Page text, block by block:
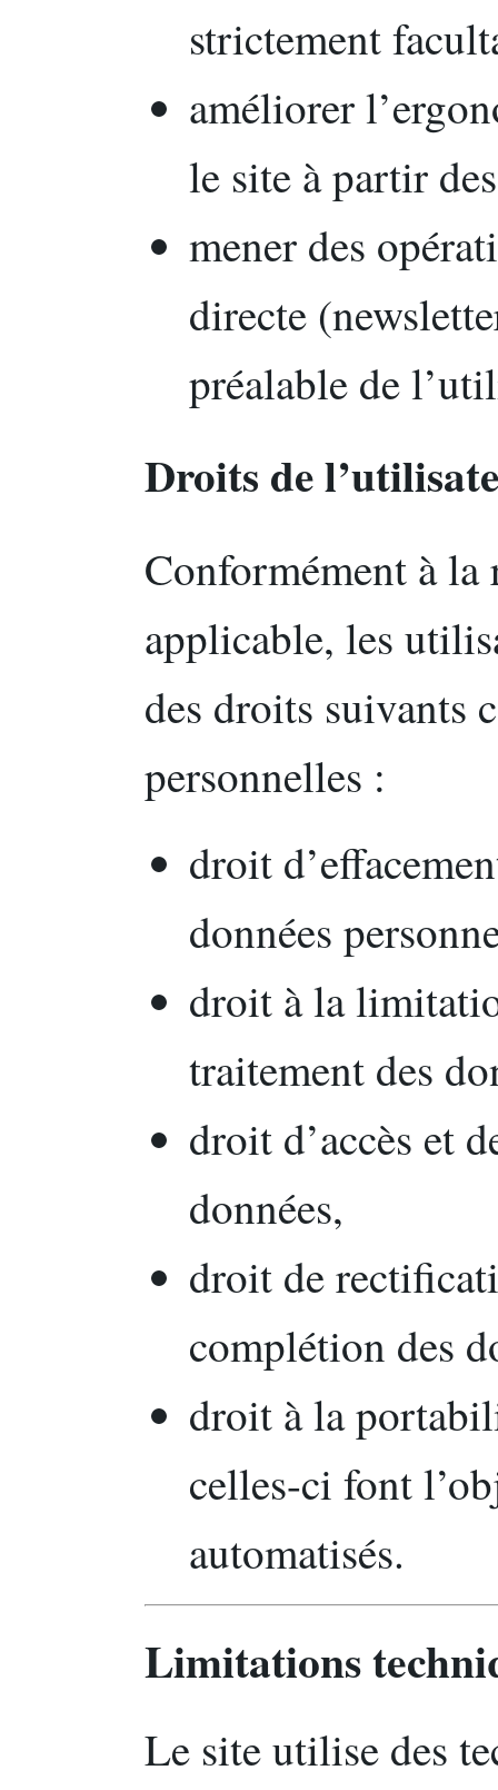
strictement
améliorer
le site à partir
mener des
directe
préalable de
Droits de
Conformément à la
applicable, les
des droits suivants
personnelles :
droit
données
droit à la
traitement des
droit d’accès et
données,
droit de
complétion des
droit à la
celles-ci font
automatisés.
Limitations
Le site utilise des